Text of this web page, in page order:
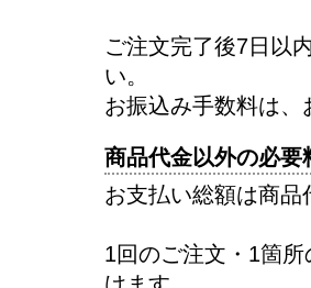
ご注文完了後7日以
い。
お振込み手数料は
商品代金以外の必要
お支払い総額は商
1回のご注文・1箇